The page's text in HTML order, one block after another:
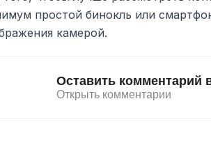
простой бинокль или
камерой.